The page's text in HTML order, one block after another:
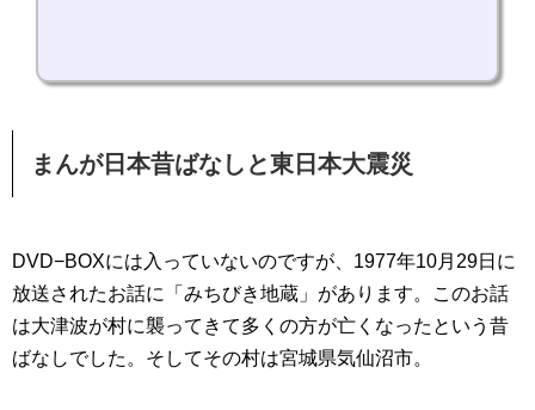
まんが日本昔ばなしと東日本大震災
DVD−BOXには入っていないのですが、1977年10月29日に
放送されたお話に「みちびき地蔵」があります。このお話
は大津波が村に襲ってきて多くの方が亡くなったという昔
ばなしでした。そしてその村は宮城県気仙沼市。